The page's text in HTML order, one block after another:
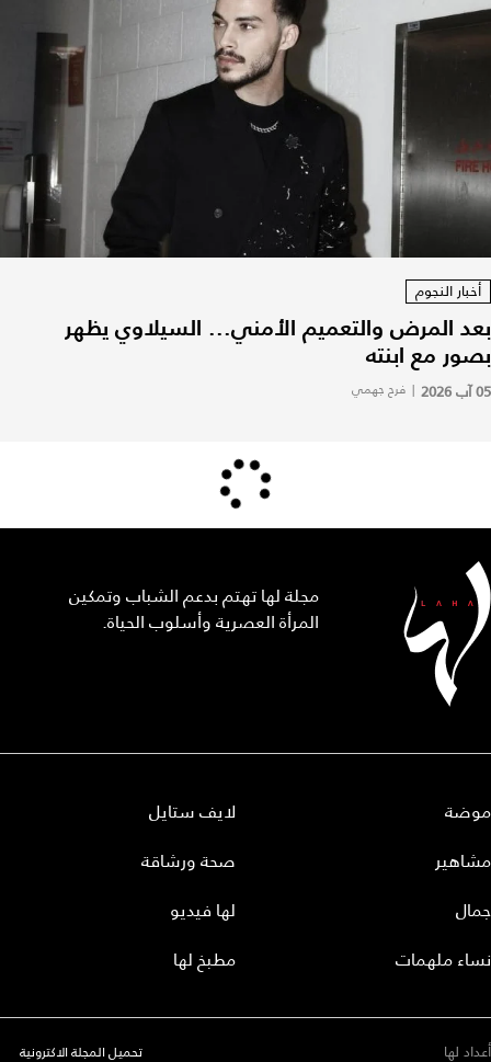
أخبار النجوم
بعد المرض والتعميم الأمني... السيلاوي يظهر
بصور مع ابنته
05 آب 2026 | فرح جهمي
مجلة لها تهتم بدعم الشباب وتمكين
المرأة العصرية وأسلوب الحياة.
موضة
مشاهير
جمال
نساء ملهمات
لايف ستايل
صحة ورشاقة
لها فيديو
مطبخ لها
أعداد لها تحميل المجلة الاكترونية